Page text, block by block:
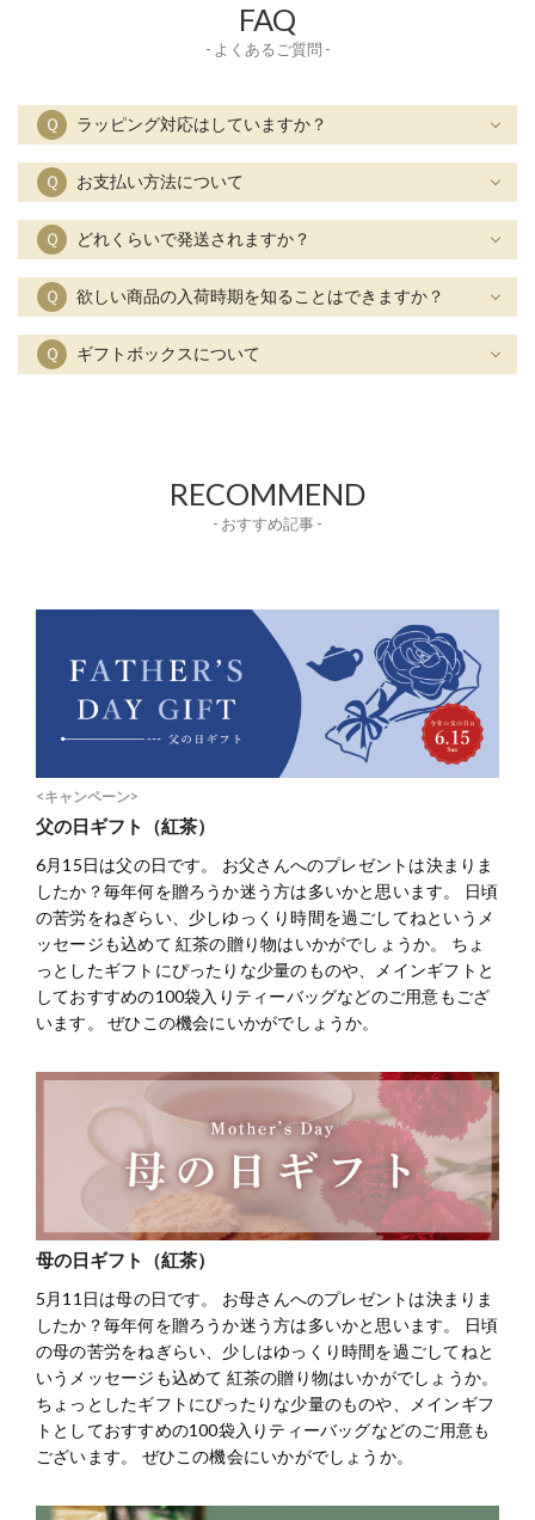
FAQ
- よくあるご質問 -
Ｑ ラッピング対応はしていますか？
Ｑ お支払い方法について
Ｑ どれくらいで発送されますか？
Ｑ 欲しい商品の入荷時期を知ることはできますか？
Ｑ ギフトボックスについて
RECOMMEND
- おすすめ記事 -
<キャンペーン>
父の日ギフト（紅茶）
6月15日は父の日です。 お父さんへのプレゼントは決まりま
したか？毎年何を贈ろうか迷う方は多いかと思います。 日頃
の苦労をねぎらい、少しゆっくり時間を過ごしてねというメ
ッセージも込めて 紅茶の贈り物はいかがでしょうか。 ちょ
っとしたギフトにぴったりな少量のものや、メインギフトと
しておすすめの100袋入りティーバッグなどのご用意もござ
います。 ぜひこの機会にいかがでしょうか。
母の日ギフト（紅茶）
5月11日は母の日です。 お母さんへのプレゼントは決まりま
したか？毎年何を贈ろうか迷う方は多いかと思います。 日頃
の母の苦労をねぎらい、少しはゆっくり時間を過ごしてねと
いうメッセージも込めて 紅茶の贈り物はいかがでしょうか。
ちょっとしたギフトにぴったりな少量のものや、メインギフ
トとしておすすめの100袋入りティーバッグなどのご用意も
ございます。 ぜひこの機会にいかがでしょうか。